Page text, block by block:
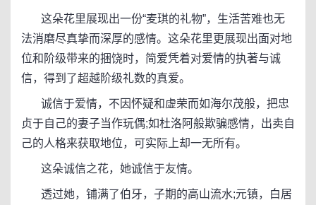
这朵花里展现出一份“麦琪的礼物”，生活苦难也无
法消磨尽真挚而深厚的感情。这朵花里更展现出面对地
位和阶级带来的捆饶时，简爱凭着对爱情的执著与诚
信，得到了超越阶级礼数的真爱。
诚信于爱情，不因怀疑和虚荣而如海尔茂般，把忠
贞于自己的妻子当作玩偶;如杜洛阿般欺骗感情，出卖自
己的人格来获取地位，可实际上却一无所有。
这朵诚信之花，她诚信于友情。
透过她，铺满了伯牙，子期的高山流水;元镇，白居